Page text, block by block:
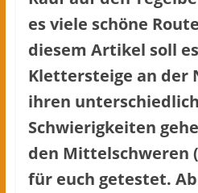
es viele schöne
diesem Artikel soll
Klettersteige an der
ihren
Schwierigkeiten
den Mittelschweren
für euch getestet.